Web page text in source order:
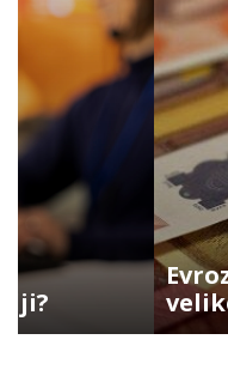
Evrozona više
velike